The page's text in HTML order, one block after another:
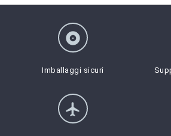
album
Imballaggi sicuri
flight